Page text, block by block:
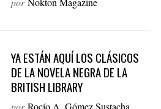
YA ESTÁN AQUÍ LOS CLÁSICOS
DE LA NOVELA NEGRA DE LA
BRITISH LIBRARY